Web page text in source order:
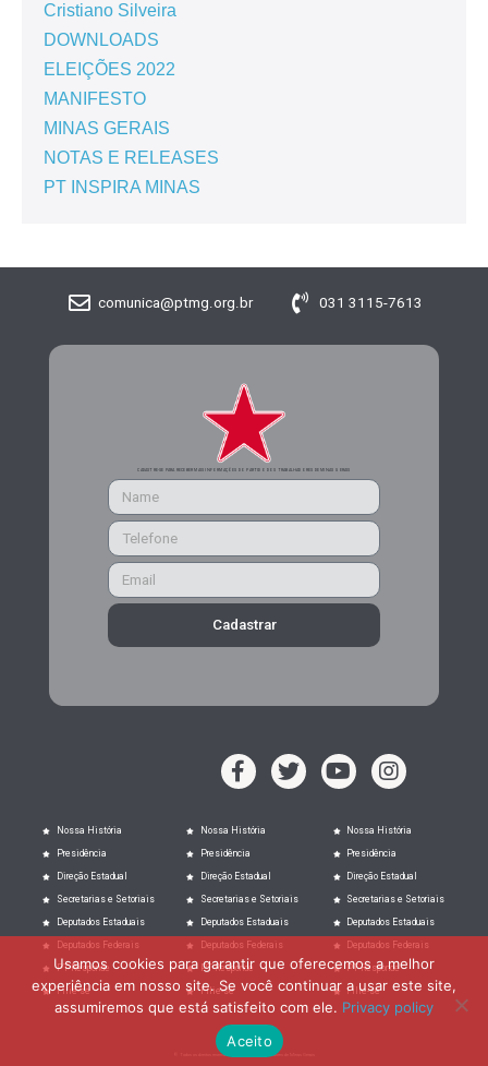
Cristiano Silveira
DOWNLOADS
ELEIÇÕES 2022
MANIFESTO
MINAS GERAIS
NOTAS E RELEASES
PT INSPIRA MINAS
comunica@ptmg.org.br 031 3115-7613
CADASTRE-SE PARA RECEBER MAIS INFORMAÇÕES DO PARTIDO DOS TRABALHADORES DE MINAS GERAIS
Cadastrar
Nossa História
Presidência
Direção Estadual
Secretarias e Setoriais
Deputados Estaduais
Deputados Federais
PT Responde
Filie-se
Nossa História
Presidência
Direção Estadual
Secretarias e Setoriais
Deputados Estaduais
Deputados Federais
PT Responde
Filie-se
Nossa História
Presidência
Direção Estadual
Secretarias e Setoriais
Deputados Estaduais
Deputados Federais
PT Responde
Filie-se
© Todos os direitos reservados ao Partido dos trabalhadores de Minas Gerais
Usamos cookies para garantir que oferecemos a melhor
experiência em nosso site. Se você continuar a usar este site,
assumiremos que está satisfeito com ele. Privacy policy
Aceito